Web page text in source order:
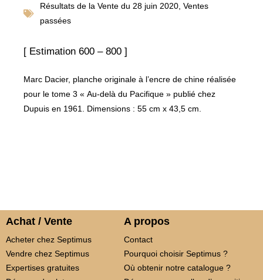
Résultats de la Vente du 28 juin 2020 Ventes
passées
[ Estimation 600 – 800 ]
Marc Dacier, planche originale à l’encre de chine réalisée
pour le tome 3 « Au-delà du Pacifique » publié chez
Dupuis en 1961. Dimensions : 55 cm x 43,5 cm.
Achat / Vente
Acheter chez Septimus
Vendre chez Septimus
Expertises gratuites
A propos
Contact
Pourquoi choisir Septimus ?
Où obtenir notre catalogue ?